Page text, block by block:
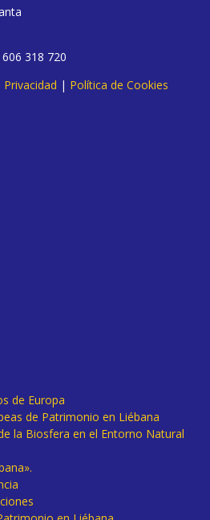
318 720
| Política de Cookies
de Europa
de Patrimonio en Liébana
la Biosfera en el Entorno Natural